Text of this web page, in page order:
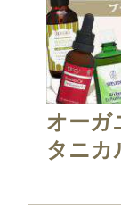
オーガ
タニカ